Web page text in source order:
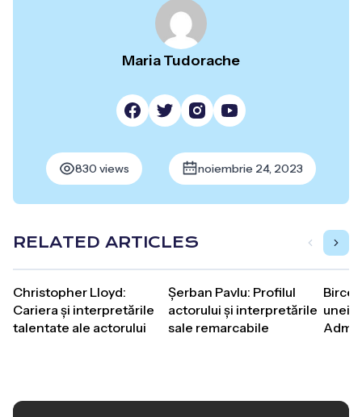
Maria Tudorache
830 views noiembrie 24, 2023
RELATED ARTICLES
Christopher Lloyd:
Cariera și interpretările
talentate ale actorului
Șerban Pavlu: Profilul
actorului și interpretările
sale remarcabile
Birce
unei